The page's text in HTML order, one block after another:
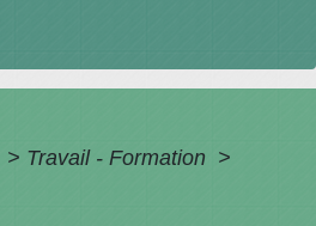
> Travail - Formation >